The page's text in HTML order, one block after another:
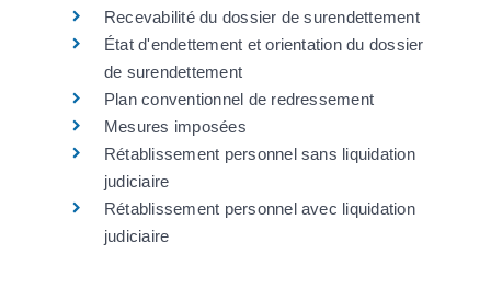
Recevabilité du dossier de surendettement
État d'endettement et orientation du dossier
de surendettement
Plan conventionnel de redressement
Mesures imposées
Rétablissement personnel sans liquidation
judiciaire
Rétablissement personnel avec liquidation
judiciaire